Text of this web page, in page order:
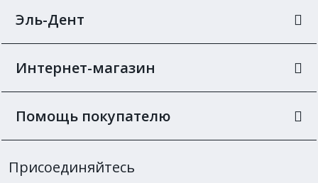
Эль-Дент
Интернет-магазин
Помощь покупателю
Присоединяйтесь